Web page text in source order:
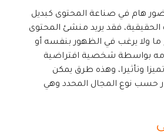
حضور هام في صناعة المحتوى كبديل
فقد يريد منشئ المحتوى
ما ولا يرغب في الظهور بنفسه أو
بواسطة شخصية افتراضية
وتأثيرا، وهذه طرق يمكن
حسب نوع المجال المحدد وهي